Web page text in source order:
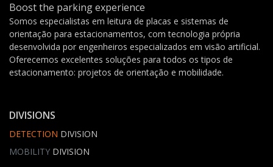
Boost the parking experience
Somos especialistas em leitura de placas e sistemas de
orientação para estacionamentos, com tecnologia própria
desenvolvida por engenheiros especializados em visão artificial.
Oferecemos excelentes soluções para todos os tipos de
estacionamento: projetos de orientação e mobilidade.
DIVISIONS
DETECTION DIVISION
MOBILITY DIVISION